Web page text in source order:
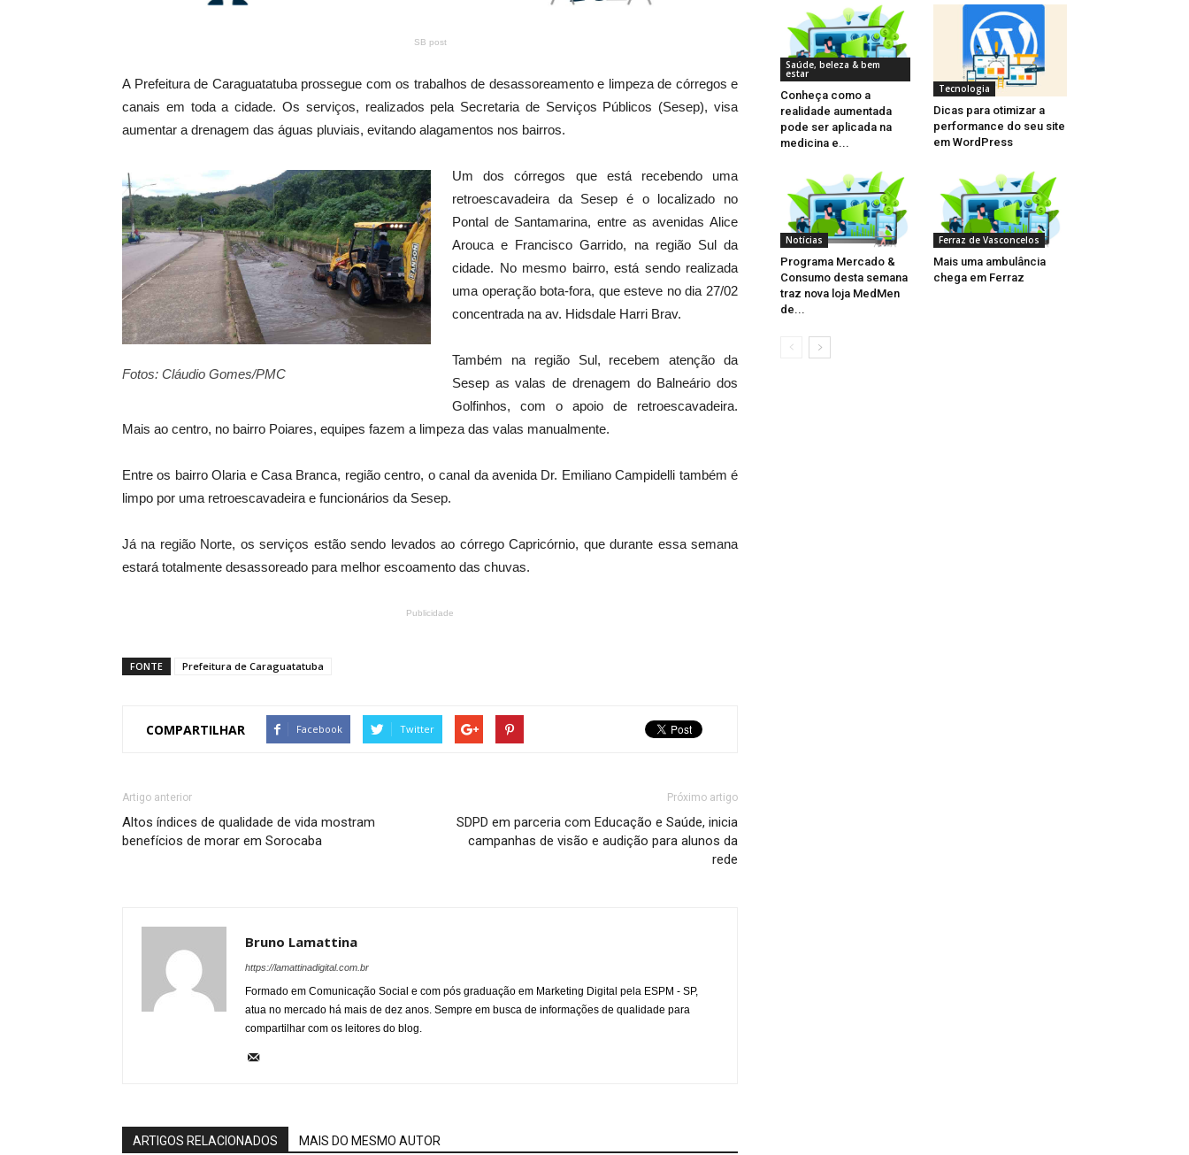
SB post
A Prefeitura de Caraguatatuba prossegue com os trabalhos de desassoreamento e limpeza de córregos e
canais em toda a cidade. Os serviços, realizados pela Secretaria de Serviços Públicos (Sesep), visa
aumentar a drenagem das águas pluviais, evitando alagamentos nos bairros.
Fotos: Cláudio Gomes/PMC
Um dos córregos que está recebendo uma
retroescavadeira da Sesep é o localizado no
Pontal de Santamarina, entre as avenidas Alice
Arouca e Francisco Garrido, na região Sul da
cidade. No mesmo bairro, está sendo realizada
uma operação bota-fora, que esteve no dia 27/02
concentrada na av. Hidsdale Harri Brav.
Também na região Sul, recebem atenção da
Sesep as valas de drenagem do Balneário dos
Golfinhos, com o apoio de retroescavadeira.
Mais ao centro, no bairro Poiares, equipes fazem a limpeza das valas manualmente.
Entre os bairro Olaria e Casa Branca, região centro, o canal da avenida Dr. Emiliano Campidelli também é
limpo por uma retroescavadeira e funcionários da Sesep.
Já na região Norte, os serviços estão sendo levados ao córrego Capricórnio, que durante essa semana
estará totalmente desassoreado para melhor escoamento das chuvas.
Publicidade
FONTE Prefeitura de Caraguatatuba
COMPARTILHAR Facebook Twitter
Artigo anterior
Altos índices de qualidade de vida mostram
benefícios de morar em Sorocaba
Próximo artigo
SDPD em parceria com Educação e Saúde, inicia
campanhas de visão e audição para alunos da
rede
Bruno Lamattina
https://lamattinadigital.com.br
Formado em Comunicação Social e com pós graduação em Marketing Digital pela ESPM - SP,
atua no mercado há mais de dez anos. Sempre em busca de informações de qualidade para
compartilhar com os leitores do blog.
ARTIGOS RELACIONADOS MAIS DO MESMO AUTOR
Saúde, beleza & bem
estar
Conheça como a
realidade aumentada
pode ser aplicada na
medicina e...
Tecnologia
Dicas para otimizar a
performance do seu site
em WordPress
Notícias
Programa Mercado &
Consumo desta semana
traz nova loja MedMen
de...
Ferraz de Vasconcelos
Mais uma ambulância
chega em Ferraz